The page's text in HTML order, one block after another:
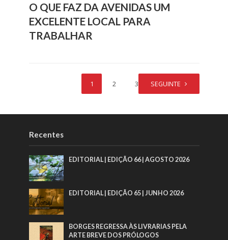
O QUE FAZ DA AVENIDAS UM
EXCELENTE LOCAL PARA
TRABALHAR
1 2 3 SEGUINTE
Recentes
EDITORIAL | EDIÇÃO 66 | AGOSTO 2026
EDITORIAL | EDIÇÃO 65 | JUNHO 2026
BORGES REGRESSA ÀS LIVRARIAS PELA
ARTE BREVE DOS PRÓLOGOS